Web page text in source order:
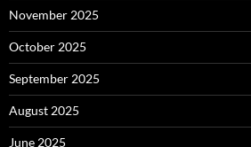
November 2025
October 2025
September 2025
August 2025
June 2025